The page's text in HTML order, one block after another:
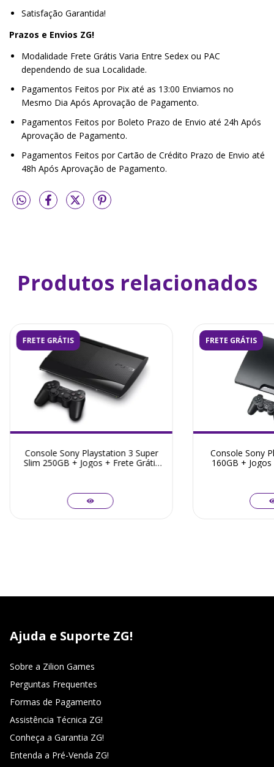
Satisfação Garantida!
Prazos e Envios ZG!
Modalidade Frete Grátis Varia Entre Sedex ou PAC
dependendo de sua Localidade.
Pagamentos Feitos por Pix até as 13:00 Enviamos no
Mesmo Dia Após Aprovação de Pagamento.
Pagamentos Feitos por Boleto Prazo de Envio até 24h Após
Aprovação de Pagamento.
Pagamentos Feitos por Cartão de Crédito Prazo de Envio até
48h Após Aprovação de Pagamento.
Produtos relacionados
FRETE GRÁTIS
Console Sony Playstation 3 Super
Slim 250GB + Jogos + Frete Grátis
FRETE GRÁTIS
Console Sony
160GB +
Ajuda e Suporte ZG!
Sobre a Zilion Games
Perguntas Frequentes
Formas de Pagamento
Assistência Técnica ZG!
Conheça a Garantia ZG!
Entenda a Pré-Venda ZG!